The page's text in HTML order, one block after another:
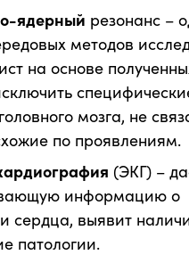
ядерный резонанс –
методов
на основе
мозга, не
по проявлениям.
(ЭКГ) –
информацию о
сердца, выявит
патологии.